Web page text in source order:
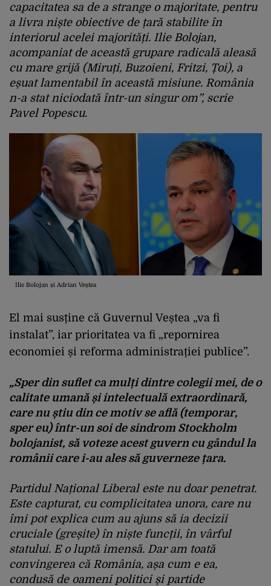
capacitatea sa de a strange o majoritate, pentru
a livra niște obiective de țară stabilite în
interiorul acelei majorități. Ilie Bolojan,
acompaniat de această grupare radicală aleasă
cu mare grijă (Miruți, Buzoieni, Fritzi, Țoi), a
eșuat lamentabil în această misiune. România
n-a stat niciodată într-un singur om”, scrie
Pavel Popescu.
Ilie Bolojan și Adrian Veștea
El mai susține că Guvernul Veștea „va fi
instalat”, iar prioritatea va fi „repornirea
economiei și reforma administrației publice”.
„Sper din suflet ca mulți dintre colegii mei, de o
calitate umană și intelectuală extraordinară,
care nu știu din ce motiv se află (temporar,
sper eu) într-un soi de sindrom Stockholm
bolojanist, să voteze acest guvern cu gândul la
românii care i-au ales să guverneze țara.
Partidul Național Liberal este nu doar penetrat.
Este capturat, cu complicitatea unora, care nu
îmi pot explica cum au ajuns să ia decizii
cruciale (greșite) în niște funcții, în vârful
statului. E o luptă imensă. Dar am toată
convingerea că România, așa cum e ea,
condusă de oameni politici și partide